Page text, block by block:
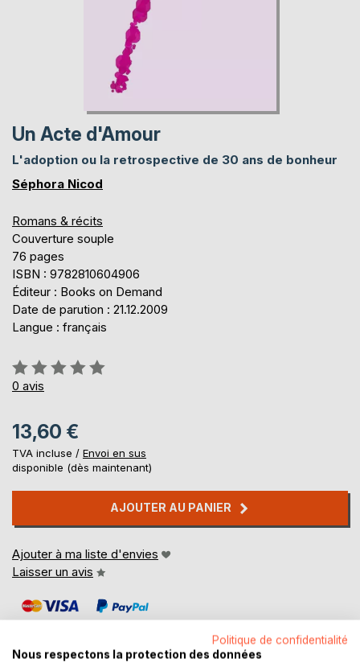
Un Acte d'Amour
L'adoption ou la retrospective de 30 ans de bonheur
Séphora Nicod
Romans & récits
Couverture souple
76 pages
ISBN : 9782810604906
Éditeur : Books on Demand
Date de parution : 21.12.2009
Langue : français
Évaluation:
0%
0 avis
13,60 €
TVA incluse / Envoi en sus
disponible (dès maintenant)
AJOUTER AU PANIER
Ajouter à ma liste d'envies
Laisser un avis
Politique de confidentialité
Nous respectons la protection des données